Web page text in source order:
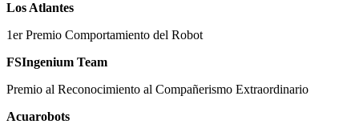
Los Atlantes
1er Premio Comportamiento del Robot
FSIngenium Team
Premio al Reconocimiento al Compañerismo Extraordinario
Acuarobots